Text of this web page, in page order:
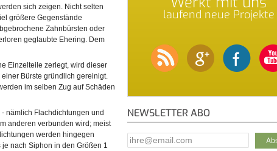
ist es wichtig,
schrauben, denn in dieser Rohr-
© diybook | Ist der Siphon zerlegt, werden nun die einzelnen
Bestandteile unter laufendem Wasser mit der Hand oder
Bürste gründlich…
sich zeigen. Nicht selten
größere Gegenstände
Zahnbürsten oder
geglaubte Ehering. Dem
Einzelteile zerlegt, wird dieser
Bürste gründlich gereinigt.
im selben Zug auf Schäden
nämlich Flachdichtungen und
anderen verbunden wird; meist
werden hingegen
nach Siphon in den Größen 1
laufend neue Projekte
NEWSLETTER ABO
E-Mail Addresse*